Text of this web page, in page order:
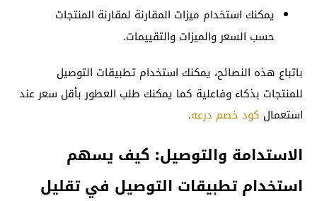
يمكنك استخدام ميزات المقارنة لمقارنة المنتجات
حسب السعر والميزات والتقييمات.
باتباع هذه النصائح، يمكنك استخدام تطبيقات التوصيل
للمنتجات بذكاء وفاعلية كما يمكنك طلب العطور بأقل سعر عند
استعمال كود خصم درعه.
الاستدامة والتوصيل: كيف يسهم
استخدام تطبيقات التوصيل في تقليل